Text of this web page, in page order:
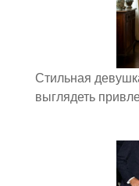
Стильная
выглядеть